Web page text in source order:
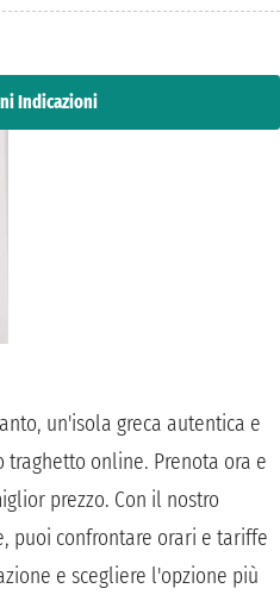
Indicazioni
un'isola greca autentica e
online. Prenota ora e
prezzo. Con il nostro
puoi confrontare orari e tariffe
e scegliere l'opzione più